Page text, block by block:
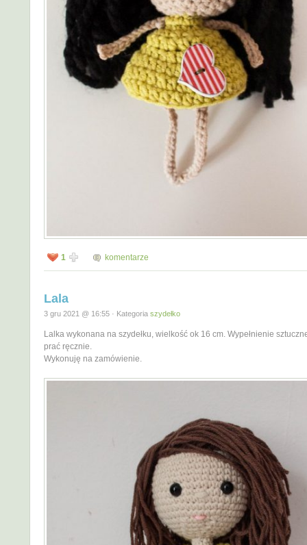
1 komentarze
Lala
3 gru 2021 @ 16:55 · Kategoria szydełko
Lalka wykonana na szydełku, wielkość ok 16 cm. Wypełnienie
prać ręcznie.
Wykonuję na zamówienie.